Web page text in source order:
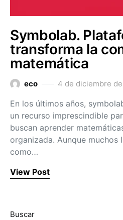
Symbolab.
transforma la
matemática
eco 4 de diciembre
En los últimos años,
un recurso imprescindible
buscan aprender
organizada. Aunque muchos
como…
View Post
Buscar